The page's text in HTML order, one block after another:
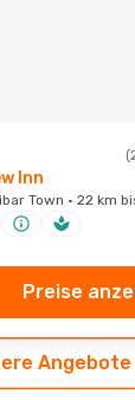
Inn
Town · 22 km
Preise